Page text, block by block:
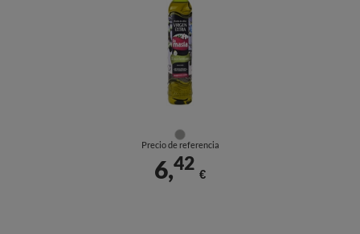
Precio de referencia
6,42
€